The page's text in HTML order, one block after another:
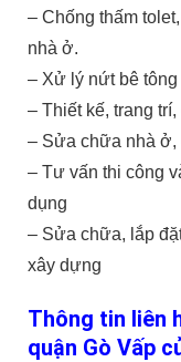
– Chống thấm
nhà ở.
– Xử lý nứt bê
– Thiết kế, trang
– Sửa chữa nhà ở,
– Tư vấn thi công
dụng
– Sửa chữa, lắp
xây dựng
Thông tin liên
quận Gò Vấp